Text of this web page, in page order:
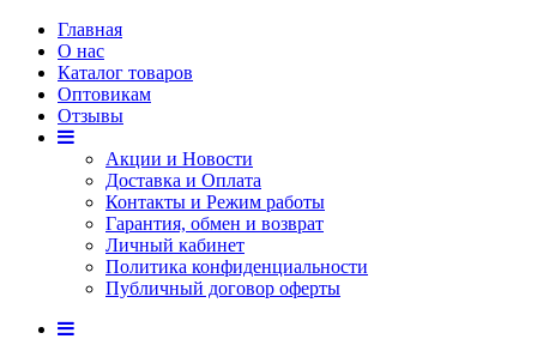
Главная
О нас
Каталог товаров
Оптовикам
Отзывы
Акции и Новости
Доставка и Оплата
Контакты и Режим работы
Гарантия, обмен и возврат
Личный кабинет
Политика конфиденциальности
Публичный договор оферты